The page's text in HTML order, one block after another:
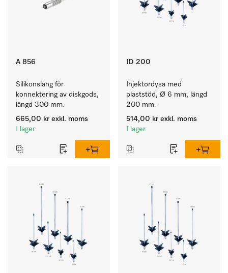
A 856
Silikonslang för
konnektering av diskgods,
längd 300 mm.
665,00 kr exkl. moms
I lager
ID 200
Injektordysa med
plaststöd, Ø 6 mm, längd
200 mm.
514,00 kr exkl. moms
I lager